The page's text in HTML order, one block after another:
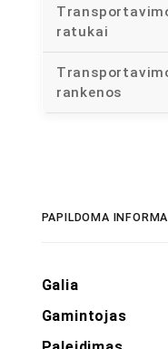
ratukai
rankenos
PAPILDOMA
Galia
Gamintojas